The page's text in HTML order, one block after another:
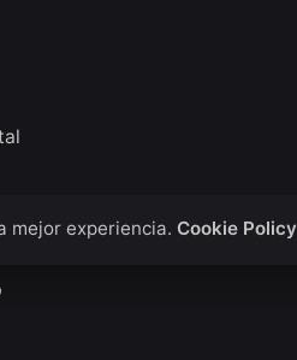
mejor experiencia. Cookie Policy